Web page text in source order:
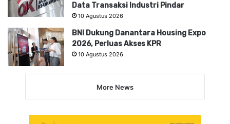
Data Transaksi Industri Pindar
10 Agustus 2026
BNI Dukung Danantara Housing Expo
2026, Perluas Akses KPR
10 Agustus 2026
More News